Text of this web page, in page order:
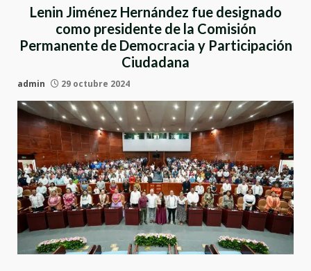
Lenin Jiménez Hernández fue designado
como presidente de la Comisión
Permanente de Democracia y Participación
Ciudadana
admin 29 octubre 2024